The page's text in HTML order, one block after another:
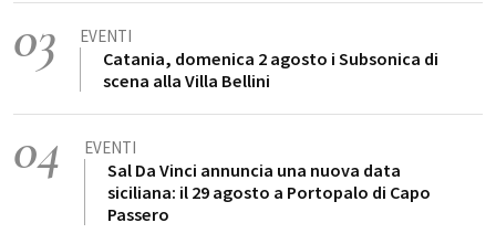
03 EVENTI
Catania, domenica 2 agosto i Subsonica di
scena alla Villa Bellini
04 EVENTI
Sal Da Vinci annuncia una nuova data
siciliana: il 29 agosto a Portopalo di Capo
Passero